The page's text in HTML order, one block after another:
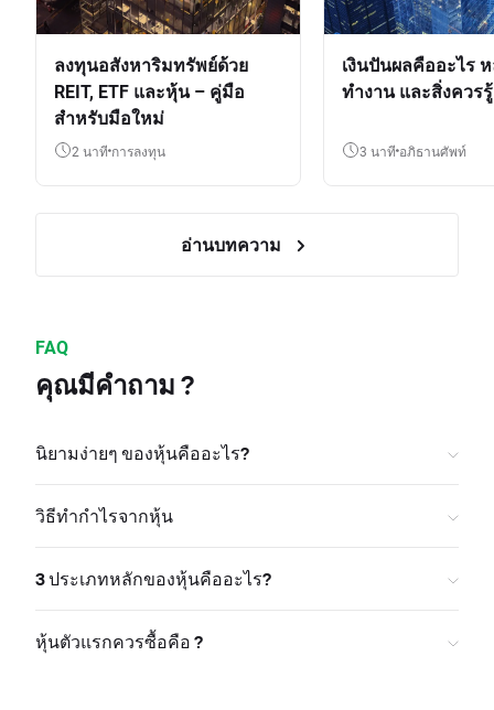
ลงทุนอสังหาริมทรัพย์ด้วย
REIT, ETF และหุ้น – คู่มือ
สำหรับมือใหม่
2 นาที การลงทุน
เงินปันผลคืออะไร
ทำงาน และสิ่งควรรู้
3 นาที อภิธานศัพท์
อ่านบทความ
FAQ
คุณมีคำถาม ?
นิยามง่ายๆ ของหุ้นคืออะไร?
วิธีทำกำไรจากหุ้น
3 ประเภทหลักของหุ้นคืออะไร?
หุ้นตัวแรกควรซื้อคือ ?